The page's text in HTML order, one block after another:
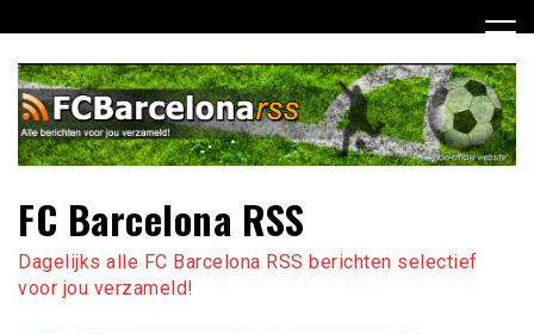
naar
inhoud
FC Barcelona RSS
Dagelijks alle FC Barcelona RSS berichten selectief
voor jou verzameld!